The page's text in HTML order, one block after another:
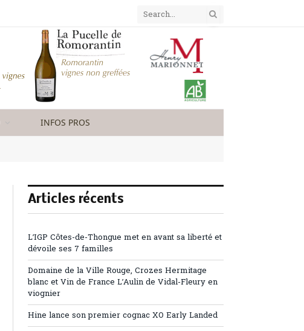
INFOS PROS
Articles récents
L’IGP Côtes-de-Thongue met en avant sa liberté et
dévoile ses 7 familles
Domaine de la Ville Rouge, Crozes Hermitage
blanc et Vin de France L’Aulin de Vidal-Fleury en
viognier
Hine lance son premier cognac XO Early Landed